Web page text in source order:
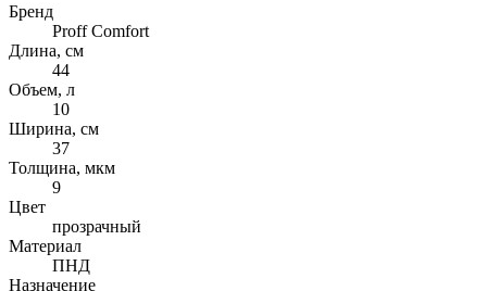
Бренд
Proff Comfort
Длина, см
44
Объем, л
10
Ширина, см
37
Толщина, мкм
9
Цвет
прозрачный
Материал
ПНД
Назначение